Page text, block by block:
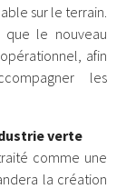
sur le terrain.
le nouveau
afin
les
verte
comme une
la création